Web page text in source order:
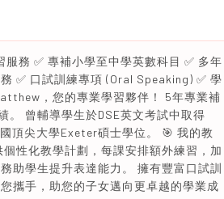
務 ✅ 專補小學至中學英數科目 ✅ 多年
✅ 口試訓練專項 (Oral Speaking) ✅ 學
，您的專業學習夥伴！ 5年專業補
。 曾輔導學生於DSE英文考試中取得
頂尖大學Exeter碩士學位。 🎯 我的教
性化教學計劃，每課安排額外練習，加
助學生提升表達能力。 擁有豐富口試訓
攜手，助您的子女邁向更卓越的學業成